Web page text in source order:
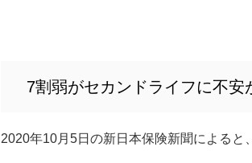
7割弱がセカンドライフに不安
2020年10月5日の新日本保険新聞によると、